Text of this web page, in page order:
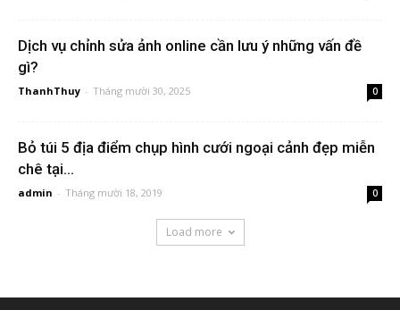
Dịch vụ chỉnh sửa ảnh online cần lưu ý những vấn đề
gì?
ThanhThuy - Tháng mười 30, 2025 0
Bỏ túi 5 địa điểm chụp hình cưới ngoại cảnh đẹp miễn
chê tại...
admin - Tháng mười 18, 2019 0
Load more